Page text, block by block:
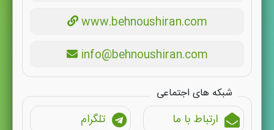
www.behnoushiran.com
info@behnoushiran.com
شبکه های اجتماعی
تلگرام
ارتباط با ما